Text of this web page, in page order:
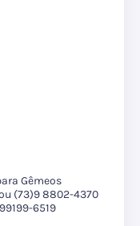
Gêmeos
ou (73)9 8802-4370
6519